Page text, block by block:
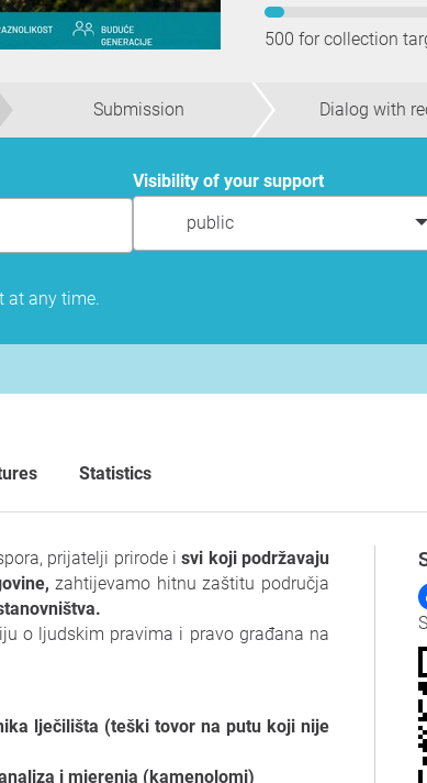
500 for collection
Submission Dialog with
Visibility of your support
public
at any time.
Statistics
prijatelji prirode isvi koji podržavaju
zahtijevamo hitnu zaštitu područja
o ljudskim pravima i pravo građana na
lječilišta (teški tovor na putu koji nije
i mjerenja (kamenolomi)